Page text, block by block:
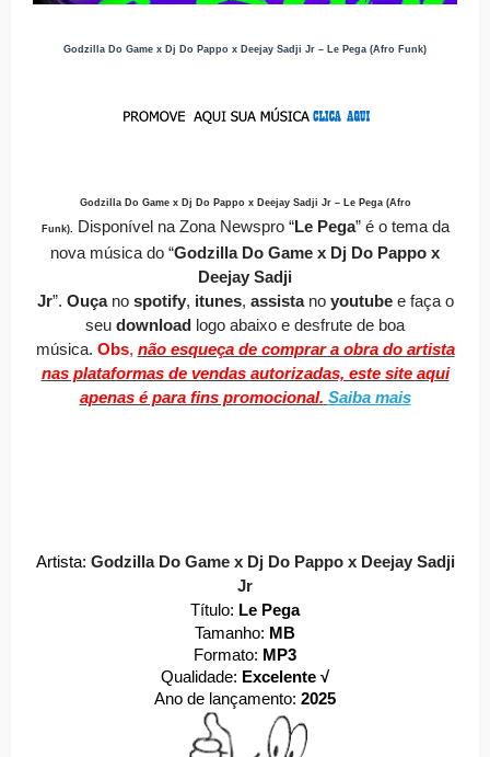
Godzilla Do Game x Dj Do Pappo x Deejay Sadji Jr – Le Pega (Afro Funk)
Godzilla Do Game x Dj Do Pappo x Deejay Sadji Jr – Le Pega (Afro
Funk). Disponível na Zona Newspro “Le Pega” é o tema da
nova música do “Godzilla Do Game x Dj Do Pappo x
Deejay Sadji
Jr”. Ouçano spotify, itunes, assistano youtube e faça o
seu download logo abaixo e desfrute de boa
música. Obs, não esqueça de comprar a obra do artista
nas plataformas de vendas autorizadas, este site aqui
apenas é para fins promocional. Saiba mais
Artista: Godzilla Do Game x Dj Do Pappo x Deejay Sadji
Jr
Título: Le Pega
Tamanho: MB
Formato: MP3
Qualidade: Excelente √
Ano de lançamento: 2025